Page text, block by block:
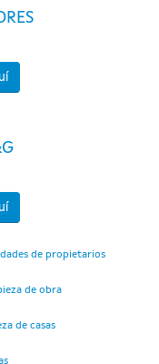
de propietarios
de obra
de casas